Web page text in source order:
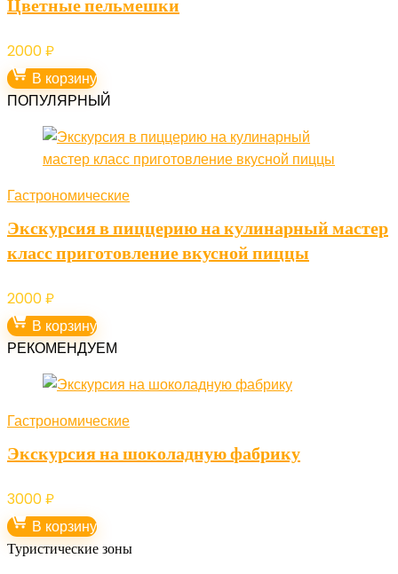
Цветные пельмешки
2000₽
В корзину
ПОПУЛЯРНЫЙ
Гастрономические
Экскурсия в пиццерию на кулинарный мастер
класс приготовление вкусной пиццы
2000₽
В корзину
РЕКОМЕНДУЕМ
Гастрономические
Экскурсия на шоколадную фабрику
3000₽
В корзину
Туристические зоны